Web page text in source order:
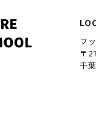
フ
〒
千